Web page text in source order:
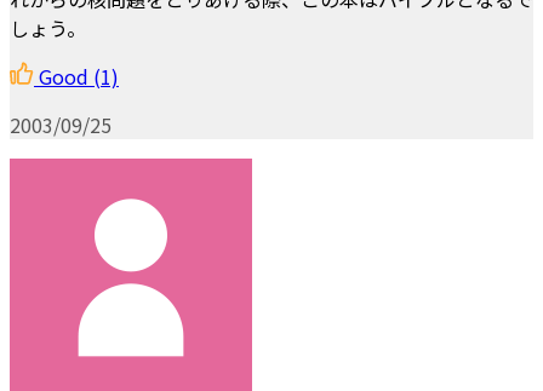
しょう。
Good (1)
2003/09/25